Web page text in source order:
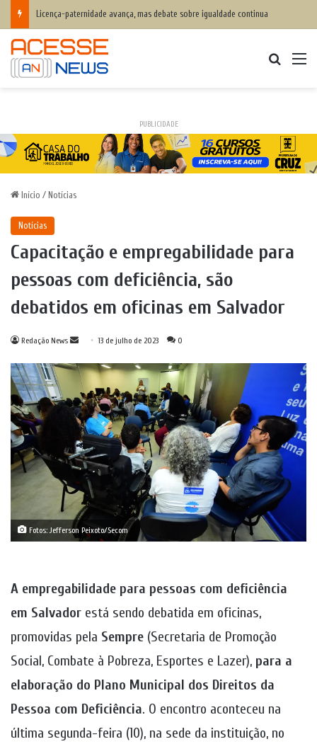
Licença-paternidade avança, mas debate sobre igualdade continua
PUBLICIDADE
Início / Notícias
Notícias
Capacitação e empregabilidade para
pessoas com deficiência, são
debatidos em oficinas em Salvador
Redação News
Mande
e-
mail
13 de julho de 2023 0
Fotos: Jefferson Peixoto/Secom
A empregabilidade para pessoas com deficiência
em Salvador está sendo debatida em oficinas,
promovidas pela Sempre (Secretaria de Promoção
Social, Combate à Pobreza, Esportes e Lazer), para a
elaboração do Plano Municipal dos Direitos da
Pessoa com Deficiência. O encontro aconteceu na
última segunda-feira (10), na sede da instituição, no